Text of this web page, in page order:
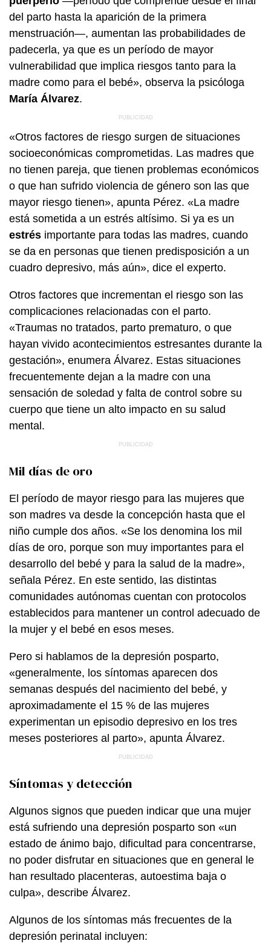
del parto hasta la aparición de la primera
menstruación—, aumentan las probabilidades de
padecerla, ya que es un período de mayor
vulnerabilidad que implica riesgos tanto para la
madre como para el bebé», observa la psicóloga
María Álvarez.
«Otros factores de riesgo surgen de situaciones
socioeconómicas comprometidas. Las madres que
no tienen pareja, que tienen problemas económicos
o que han sufrido violencia de género son las que
mayor riesgo tienen», apunta Pérez. «La madre
está sometida a un estrés altísimo. Si ya es un
estrés importante para todas las madres, cuando
se da en personas que tienen predisposición a un
cuadro depresivo, más aún», dice el experto.
Otros factores que incrementan el riesgo son las
complicaciones relacionadas con el parto.
«Traumas no tratados, parto prematuro, o que
hayan vivido acontecimientos estresantes durante la
gestación», enumera Álvarez. Estas situaciones
frecuentemente dejan a la madre con una
sensación de soledad y falta de control sobre su
cuerpo que tiene un alto impacto en su salud
mental.
Mil días de oro
El período de mayor riesgo para las mujeres que
son madres va desde la concepción hasta que el
niño cumple dos años. «Se los denomina los mil
días de oro, porque son muy importantes para el
desarrollo del bebé y para la salud de la madre»,
señala Pérez. En este sentido, las distintas
comunidades autónomas cuentan con protocolos
establecidos para mantener un control adecuado de
la mujer y el bebé en esos meses.
Pero si hablamos de la depresión posparto,
«generalmente, los síntomas aparecen dos
semanas después del nacimiento del bebé, y
aproximadamente el 15 % de las mujeres
experimentan un episodio depresivo en los tres
meses posteriores al parto», apunta Álvarez.
Síntomas y detección
Algunos signos que pueden indicar que una mujer
está sufriendo una depresión posparto son «un
estado de ánimo bajo, dificultad para concentrarse,
no poder disfrutar en situaciones que en general le
han resultado placenteras, autoestima baja o
culpa», describe Álvarez.
Algunos de los síntomas más frecuentes de la
depresión perinatal incluyen: